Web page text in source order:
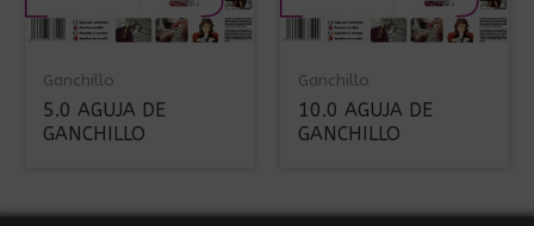
Ganchillo
5.0 AGUJA DE
GANCHILLO
Ganchillo
10.0 AGUJA DE
GANCHILLO